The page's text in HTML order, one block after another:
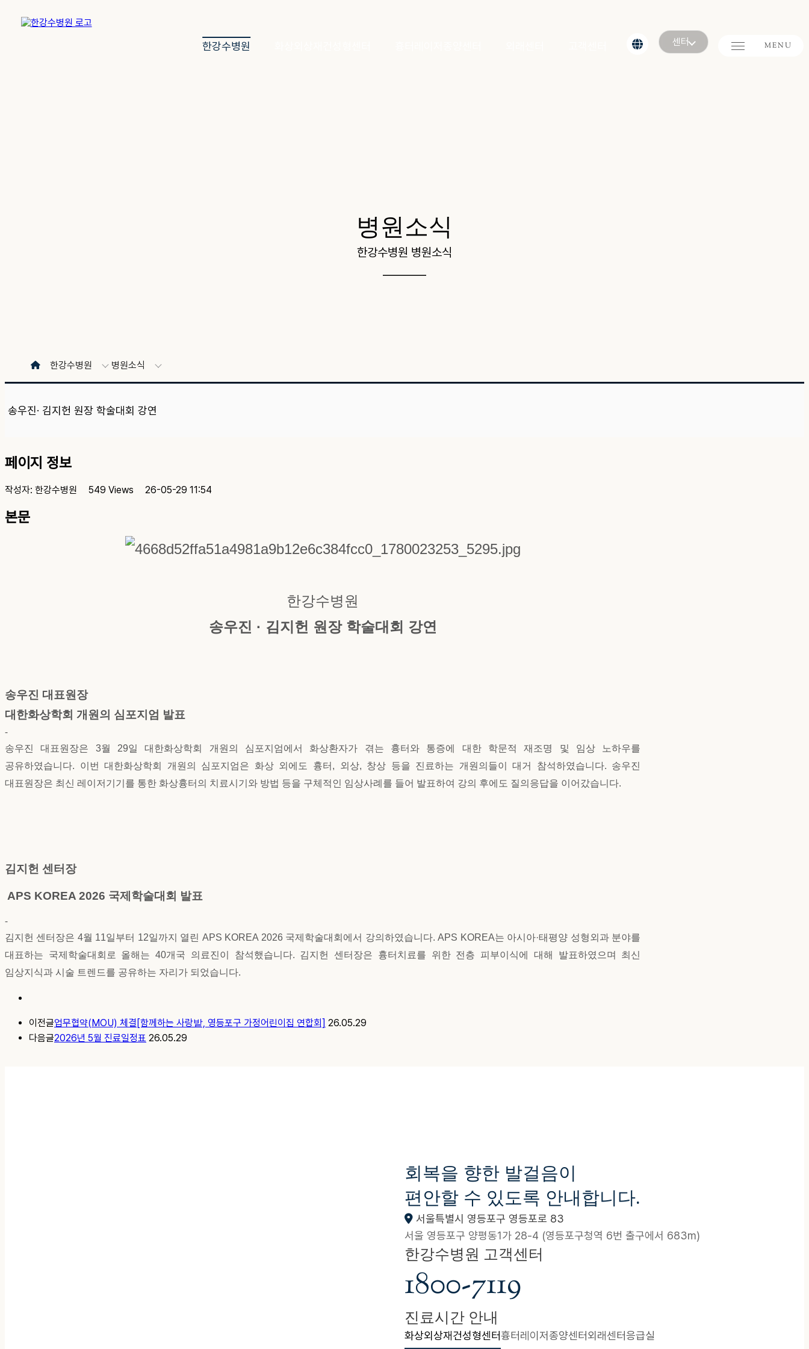
센터
한강수병원
병원소식
한강수병원 병원소식
한강수병원 병원소식
송우진· 김지헌 원장 학술대회 강연
페이지 정보
작성자: 한강수병원 549 Views 26-05-29 11:54
본문
한강수병원
송우진 · 김지헌 원장 학술대회 강연
송우진 대표원장
대한화상학회 개원의 심포지엄 발표
-
송우진 대표원장은 3월 29일 대한화상학회 개원의 심포지엄에서 화상환자가 겪는 흉터와 통증에 대한 학문적 재조명 및 임상 노하우를
공유하였습니다. 이번 대한화상학회 개원의 심포지엄은 화상 외에도 흉터, 외상, 창상 등을 진료하는 개원의들이 대거 참석하였습니다. 송우진
대표원장은 최신 레이저기기를 통한 화상흉터의 치료시기와 방법 등을 구체적인 임상사례를 들어 발표하여 강의 후에도 질의응답을 이어갔습니다.
김지헌 센터장
APS KOREA 2026 국제학술대회 발표​
-
김지헌 센터장은 4월 11일부터 12일까지 열린 APS KOREA 2026 국제학술대회에서 강의하였습니다. APS KOREA는 아시아·태평양 성형외과 분야를
대표하는 국제학술대회로 올해는 40개국 의료진이 참석했습니다. 김지헌 센터장은 흉터치료를 위한 전층 피부이식에 대해 발표하였으며 최신
임상지식과 시술 트렌드를 공유하는 자리가 되었습니다.
이전글업무협약(MOU) 체결[함께하는 사랑밭, 영등포구 가정어린이집 연합회] 26.05.29
다음글2026년 5월 진료일정표 26.05.29
회복을 향한 발걸음이
편안할 수 있도록 안내합니다.
서울특별시 영등포구 영등포로 83
서울 영등포구 양평동1가 28-4 (영등포구청역 6번 출구에서 683m)
한강수병원 고객센터
1800-7119
진료시간 안내
화상외상재건성형센터흉터레이저종양센터외래센터응급실